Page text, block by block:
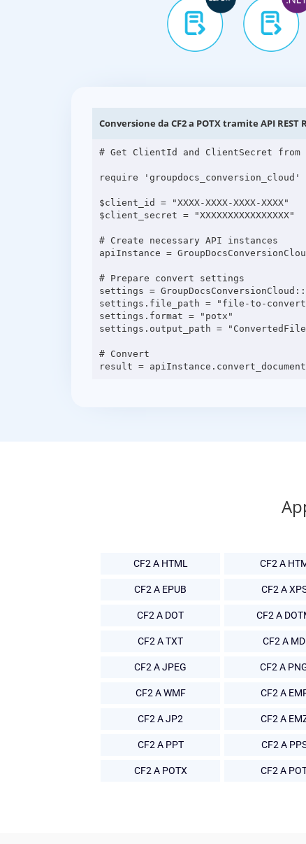
Conversione da CF2 a POTX tramite API REST
# Get ClientId and ClientSecret from
require 'groupdocs_conversion_cloud'
$client_id = "XXXX-XXXX-XXXX-XXXX"
$client_secret = "XXXXXXXXXXXXXXXX"
# Create necessary API instances
apiInstance =
# Prepare convert settings
settings =
settings.file_path = "file-to-
settings.format = "potx"
settings.output_path =
# Convert
CF2 A HTML CF2 A
CF2 A EPUB CF2 A
CF2 A DOT CF2 A
CF2 A TXT CF2 A MD
CF2 A JPEG CF2 A
CF2 A WMF CF2 A
CF2 A JP2 CF2 A
CF2 A PPT CF2 A
CF2 A POTX CF2 A